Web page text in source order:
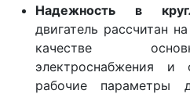
Надежность в
двигатель рассчитан
качестве
электроснабжения и
рабочие параметры